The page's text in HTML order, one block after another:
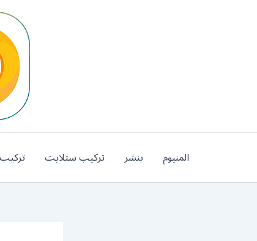
المنيوم بنشر تركيب ستلايت